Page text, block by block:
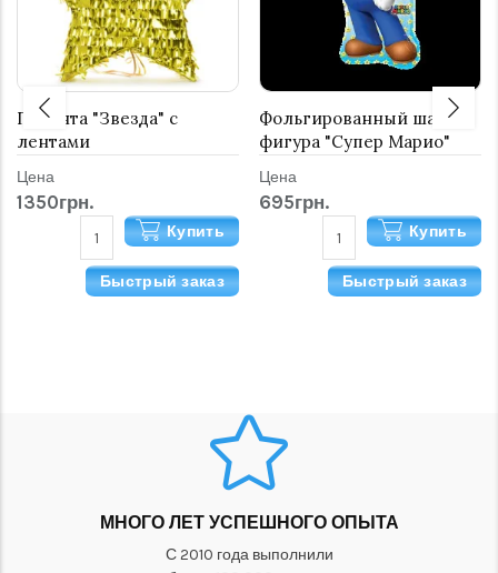
Пиньята "Звезда" с
лентами
Цена
1350грн.
Купить
Быстрый заказ
Фольгированный шар
фигура "Супер Марио"
Цена
695грн.
Купить
Быстрый заказ
МНОГО ЛЕТ УСПЕШНОГО ОПЫТА
С 2010 года выполнили